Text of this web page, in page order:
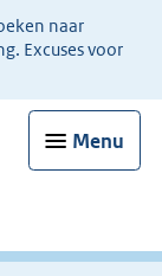
naar
Excuses voor
Menu